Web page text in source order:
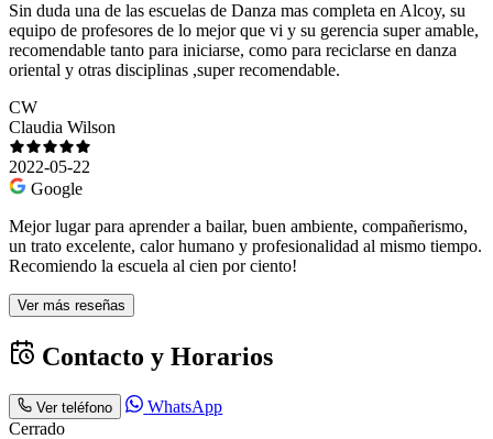
Sin duda una de las escuelas de Danza mas completa en Alcoy, su
equipo de profesores de lo mejor que vi y su gerencia super amable,
recomendable tanto para iniciarse, como para reciclarse en danza
oriental y otras disciplinas ,super recomendable.
CW
Claudia Wilson
2022-05-22
Google
Mejor lugar para aprender a bailar, buen ambiente, compañerismo,
un trato excelente, calor humano y profesionalidad al mismo tiempo.
Recomiendo la escuela al cien por ciento!
Ver más reseñas
Contacto y Horarios
Ver teléfono
WhatsApp
Cerrado